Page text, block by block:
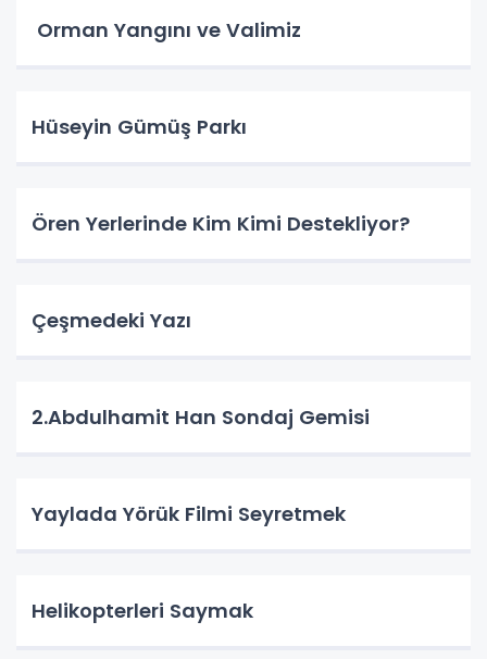
Orman Yangını ve Valimiz
Hüseyin Gümüş Parkı
Ören Yerlerinde Kim Kimi Destekliyor?
Çeşmedeki Yazı
2.Abdulhamit Han Sondaj Gemisi
Yaylada Yörük Filmi Seyretmek
Helikopterleri Saymak